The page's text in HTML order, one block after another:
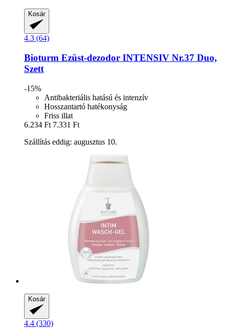
Kosár
4.3 (64)
Bioturm Ezüst-​dezodor INTENSIV Nr.37 Duo,
Szett
-15%
Antibakteriális hatású és intenzív
Hosszantartó hatékonyság
Friss illat
6.234 Ft 7.331 Ft
Szállítás eddig: augusztus 10.
Kosár
4.4 (330)